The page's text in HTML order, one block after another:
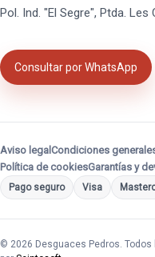
Pol. Ind. "El Segre", Ptda.
Consultar por WhatsApp
Aviso legal Condiciones
Política de cookiesGarantías y
Pago seguro Visa
© 2026 Desguaces Pedros.